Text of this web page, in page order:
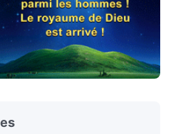
différente »
chrétienne « Dieu
du sort des gens selon